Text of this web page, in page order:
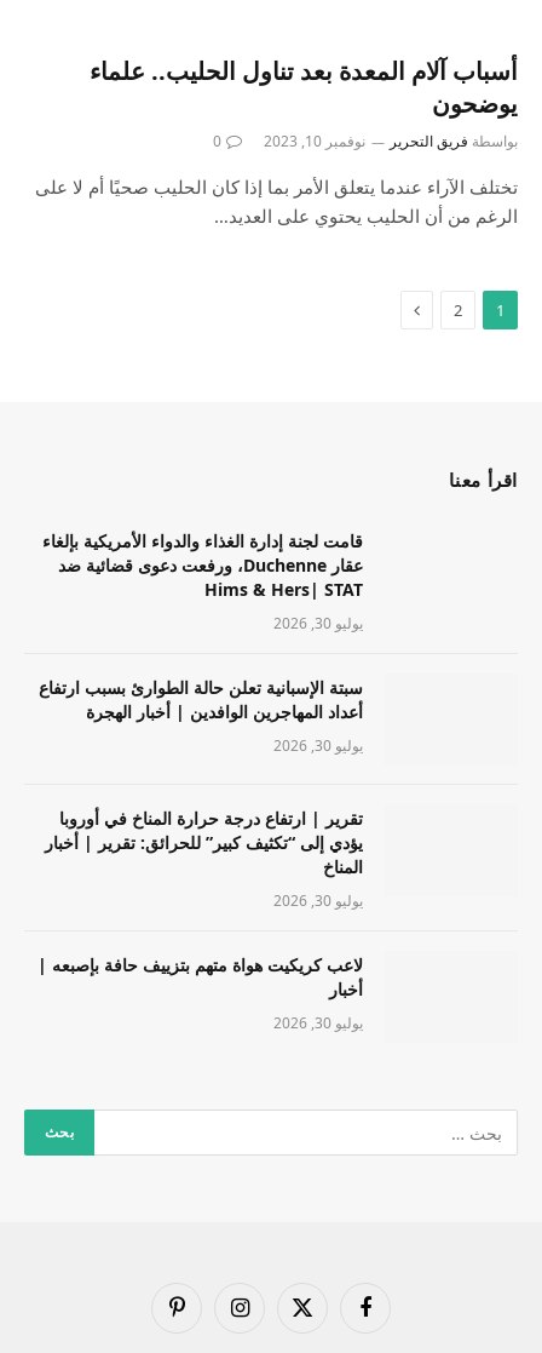
أسباب آلام المعدة بعد تناول الحليب.. علماء
يوضحون
بواسطة فريق التحرير نوفمبر 10, 2023 0
تختلف الآراء عندما يتعلق الأمر بما إذا كان الحليب صحيًا أم لا على
الرغم من أن الحليب يحتوي على العديد…
1
2
اقرأ معنا
قامت لجنة إدارة الغذاء والدواء الأمريكية بإلغاء
عقار Duchenne، ورفعت دعوى قضائية ضد
Hims & Hers| STAT
يوليو 30, 2026
سبتة الإسبانية تعلن حالة الطوارئ بسبب ارتفاع
أعداد المهاجرين الوافدين | أخبار الهجرة
يوليو 30, 2026
تقرير | ارتفاع درجة حرارة المناخ في أوروبا
يؤدي إلى “تكثيف كبير” للحرائق: تقرير | أخبار
المناخ
يوليو 30, 2026
لاعب كريكيت هواة متهم بتزييف حافة بإصبعه |
أخبار
يوليو 30, 2026
فيسبوك
X
الانستغرامبينتيريست